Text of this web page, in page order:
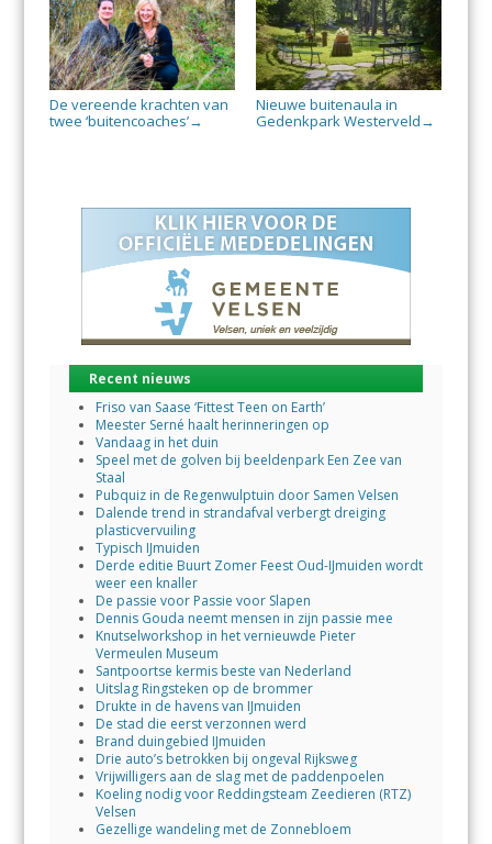
De vereende krachten van
twee ‘buitencoaches’→
Nieuwe buitenaula in
Gedenkpark Westerveld →
Recent nieuws
Friso van Saase ‘Fittest Teen on Earth’
Meester Serné haalt herinneringen op
Vandaag in het duin
Speel met de golven bij beeldenpark Een Zee van
Staal
Pubquiz in de Regenwulptuin door Samen Velsen
Dalende trend in strandafval verbergt dreiging
plasticvervuiling
Typisch IJmuiden
Derde editie Buurt Zomer Feest Oud-IJmuiden wordt
weer een knaller
De passie voor Passie voor Slapen
Dennis Gouda neemt mensen in zijn passie mee
Knutselworkshop in het vernieuwde Pieter
Vermeulen Museum
Santpoortse kermis beste van Nederland
Uitslag Ringsteken op de brommer
Drukte in de havens van IJmuiden
De stad die eerst verzonnen werd
Brand duingebied IJmuiden
Drie auto’s betrokken bij ongeval Rijksweg
Vrijwilligers aan de slag met de paddenpoelen
Koeling nodig voor Reddingsteam Zeedieren (RTZ)
Velsen
Gezellige wandeling met de Zonnebloem